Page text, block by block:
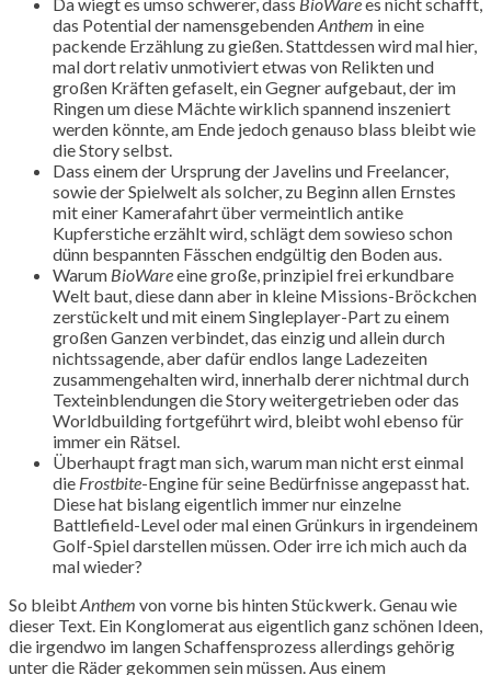
das Potential der namensgebendenAnthem in eine
packende Erzählung zu gießen. Stattdessen wird mal hier,
mal dort relativ unmotiviert etwas von Relikten und
großen Kräften gefaselt, ein Gegner aufgebaut, der im
Ringen um diese Mächte wirklich spannend inszeniert
werden könnte, am Ende jedoch genauso blass bleibt wie
die Story selbst.
Dass einem der Ursprung der Javelins und Freelancer,
sowie der Spielwelt als solcher, zu Beginn allen Ernstes
mit einer Kamerafahrt über vermeintlich antike
Kupferstiche erzählt wird, schlägt dem sowieso schon
dünn bespannten Fässchen endgültig den Boden aus.
Warum BioWareeine große, prinzipiel frei erkundbare
Welt baut, diese dann aber in kleine Missions-Bröckchen
zerstückelt und mit einem Singleplayer-Part zu einem
großen Ganzen verbindet, das einzig und allein durch
nichtssagende, aber dafür endlos lange Ladezeiten
zusammengehalten wird, innerhalb derer nichtmal durch
Texteinblendungen die Story weitergetrieben oder das
Worldbuilding fortgeführt wird, bleibt wohl ebenso für
immer ein Rätsel.
Überhaupt fragt man sich, warum man nicht erst einmal
die Frostbite-Engine für seine Bedürfnisse angepasst hat.
Diese hat bislang eigentlich immer nur einzelne
Battlefield-Level oder mal einen Grünkurs in irgendeinem
Golf-Spiel darstellen müssen. Oder irre ich mich auch da
mal wieder?
So bleibtAnthem von vorne bis hinten Stückwerk. Genau wie
dieser Text. Ein Konglomerat aus eigentlich ganz schönen Ideen,
die irgendwo im langen Schaffensprozess allerdings gehörig
unter die Räder gekommen sein müssen. Aus einem